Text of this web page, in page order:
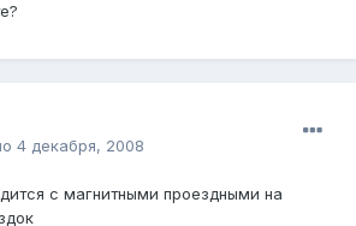
4 декабря, 2008
с магнитными проездными на